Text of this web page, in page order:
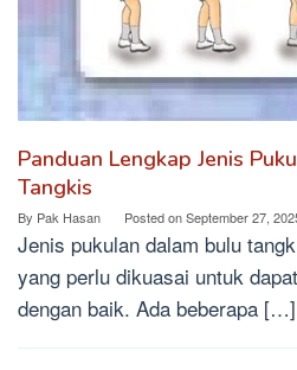
Panduan Lengkap Jenis
Tangkis
By Pak Hasan Posted onSeptember 27,
Jenis pukulan dalam bulu
yang perlu dikuasai untuk
dengan baik. Ada beberapa […]